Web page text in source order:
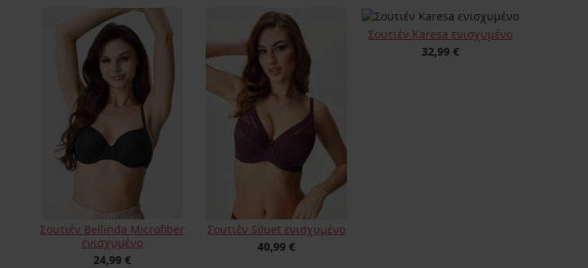
Σουτιέν Bellinda Microfiber
ενισχυμένο
24,99 €
Σουτιέν Siluet ενισχυμένο
40,99 €
Σουτιέν Karesa ενισχυμένο
32,99 €